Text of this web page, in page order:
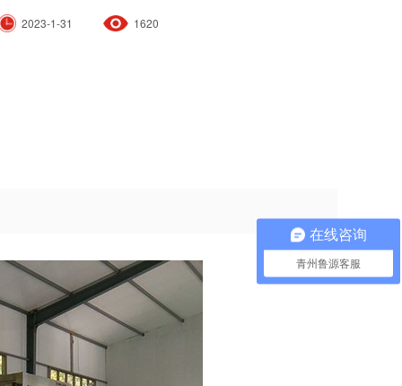
2023-1-31 1620
在线咨询
青州鲁源客服